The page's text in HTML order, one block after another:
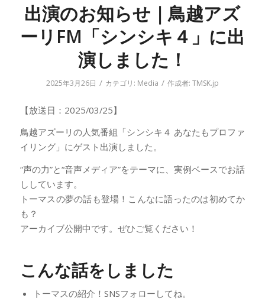
出演のお知らせ｜鳥越アズ
ーリFM「シンシキ４」に出
演しました！
2025年3月26日 / カテゴリ: Media / 作成者: TMSK.jp
【放送日：2025/03/25】
鳥越アズーリの人気番組「シンシキ４ あなたもプロファ
イリング」にゲスト出演しました。
“声の力”と“音声メディア”をテーマに、実例ベースでお話
ししています。
トーマスの夢の話も登場！こんなに語ったのは初めてか
も？
アーカイブ公開中です。ぜひご覧ください！
こんな話をしました
トーマスの紹介！SNSフォローしてね。